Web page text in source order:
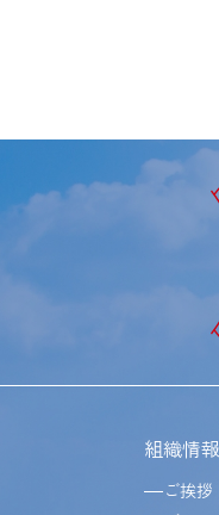
組織情報
ご挨拶